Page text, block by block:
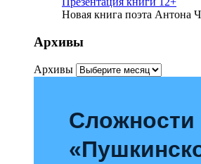
Новая книга поэта Антона
Архивы
Архивы
Сложности